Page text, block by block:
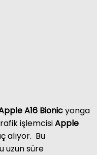
A16 Bionicyonga
işlemcisiApple
alıyor. Bu
uzun süre